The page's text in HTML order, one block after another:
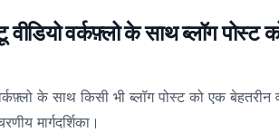
वर्कफ़्लो के साथ ब्लॉग पोस्ट
के साथ किसी भी ब्लॉग पोस्ट को एक बेहतरीन
मार्गदर्शिका।